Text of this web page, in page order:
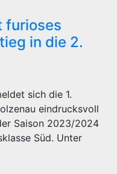
furioses
in die 2.
sich die 1.
eindrucksvoll
Saison 2023/2024
Süd. Unter